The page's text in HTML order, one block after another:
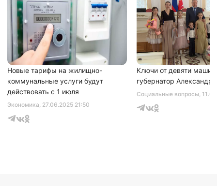
Экономика, 27.06.2025 21:50
Новые тарифы на жилищно-
коммунальные услуги будут
действовать с 1 июля
Социальные вопросы,
Ключи от девяти машин
губернатор Александр
Нажимая на кнопку "Отправить" вы
соглашаетесь с политикой конфиденциальности